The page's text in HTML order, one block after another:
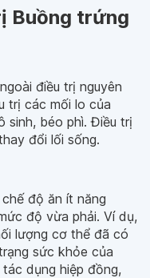
Buồng trứng
điều trị nguyên
trị các mối lo của
sinh, béo phì. Điều trị
đổi lối sống.
độ ăn ít năng
độ vừa phải. Ví dụ,
lượng cơ thể đã có
sức khỏe của
dụng hiệp đồng,